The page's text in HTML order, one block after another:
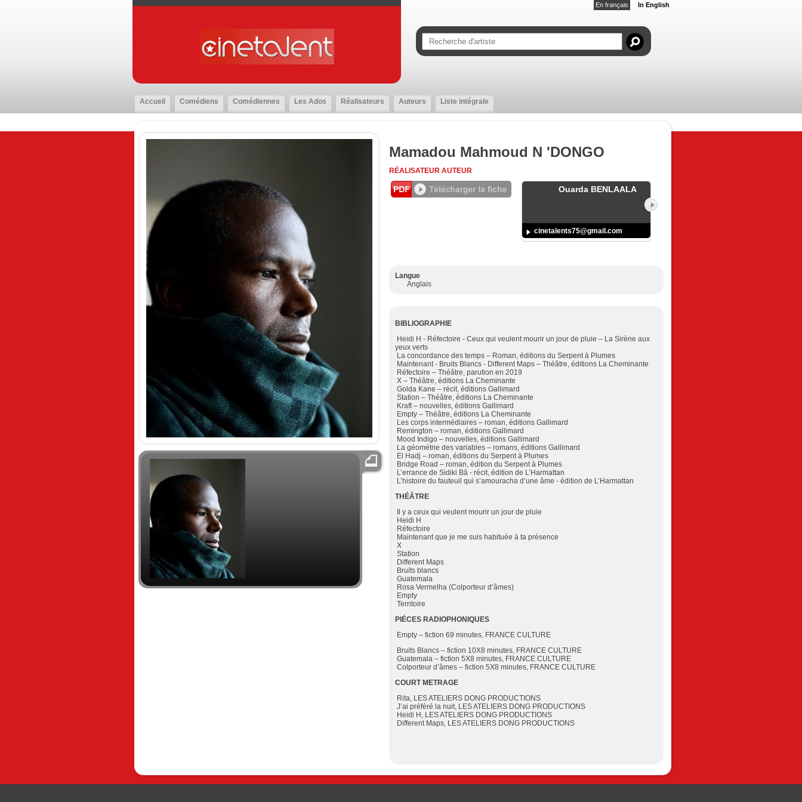
En français In English
Accueil Comédiens Comédiennes Les Ados Réalisateurs Auteurs Liste intégrale
Mamadou Mahmoud N 'DONGO
RÉALISATEUR AUTEUR
Ouarda BENLAALA
cinetalents75@gmail.com
Langue
Anglais
BIBLIOGRAPHIE
Heidi H - Réfectoire - Ceux qui veulent mourir un jour de pluie – La Sirène aux
yeux verts
La concordance des temps – Roman, éditions du Serpent à Plumes
Maintenant - Bruits Blancs - Different Maps – Théâtre, éditions La Cheminante
Réfectoire – Théâtre, parution en 2019
X – Théâtre, éditions La Cheminante
Golda Kane – récit, éditions Gallimard
Station – Théâtre, éditions La Cheminante
Kraft– nouvelles, éditions Gallimard
Empty – Théâtre, éditions La Cheminante
Les corps intermédiaires – roman, éditions Gallimard
Remington – roman, éditions Gallimard
Mood Indigo – nouvelles, éditions Gallimard
La géométrie des variables – romans, éditions Gallimard
El Hadj – roman, éditions du Serpent à Plumes
Bridge Road – roman, édition du Serpent à Plumes
L’errance de Sidiki Bâ - récit, édition de L’Harmattan
L’histoire du fauteuil qui s’amouracha d’une âme - édition de L’Harmattan
THÉÂTRE
Il y a ceux qui veulent mourir un jour de pluie
Heidi H
Réfectoire
Maintenant que je me suis habituée à ta présence
X
Station
Different Maps
Bruits blancs
Guatemala
Rosa Vermelha (Colporteur d’âmes)
Empty
Territoire
PIÉCES RADIOPHONIQUES
Empty – fiction 69 minutes, FRANCE CULTURE
Bruits Blancs – fiction 10X8 minutes, FRANCE CULTUR E
Guatemala – fiction 5X8 minutes, FRANCE CULTURE
Colporteur d’âmes – fiction 5X8 minutes, FRANCE CULTURE
COURT METRAGE
Rita, LES ATELIERS DONG PRODUCTIONS
J’ai préféré la nuit, LES ATELIERS DONG PRODUCTIONS
Heidi H , LES ATELIERS DONG PRODUCTIONS
Different Maps, LES ATELIERS DONG PRODUCTIONS